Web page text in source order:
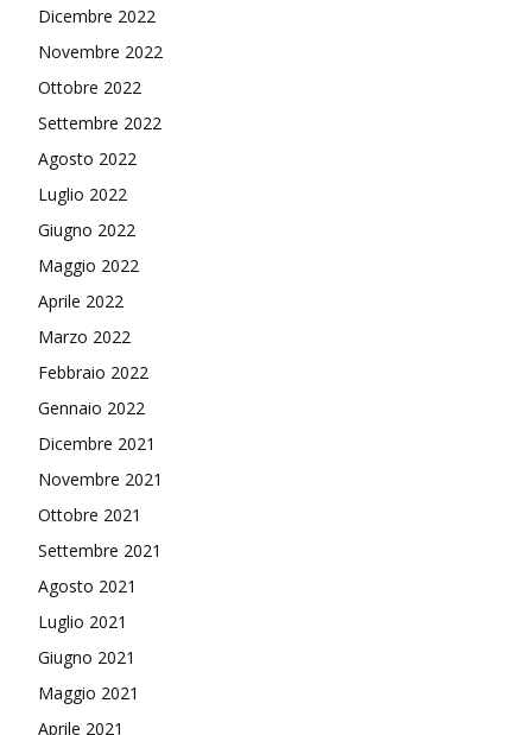
Dicembre 2022
Novembre 2022
Ottobre 2022
Settembre 2022
Agosto 2022
Luglio 2022
Giugno 2022
Maggio 2022
Aprile 2022
Marzo 2022
Febbraio 2022
Gennaio 2022
Dicembre 2021
Novembre 2021
Ottobre 2021
Settembre 2021
Agosto 2021
Luglio 2021
Giugno 2021
Maggio 2021
Aprile 2021